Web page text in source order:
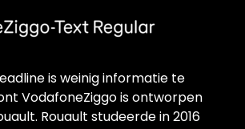
is weinig informatie te
VodafoneZiggo is ontworpen
Rouault studeerde in 2016